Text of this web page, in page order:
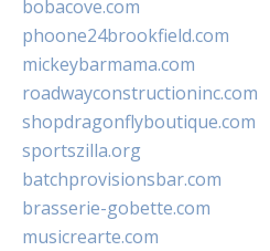
bobacove.com
phoone24brookfield.com
mickeybarmama.com
roadwayconstructioninc.com
shopdragonflyboutique.com
sportszilla.org
batchprovisionsbar.com
brasserie-gobette.com
musicrearte.com